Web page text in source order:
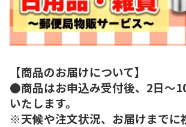
【商品のお届けについて】
●商品はお申込み受付後、2日～
いたします。
※天候や注文状況、お届けまでに